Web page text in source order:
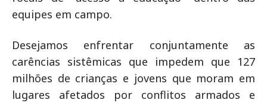
equipes em campo.
Desejamos enfrentar conjuntamente as
carências sistêmicas que impedem que 127
milhões de crianças e jovens que moram em
lugares afetados por conflitos armados e